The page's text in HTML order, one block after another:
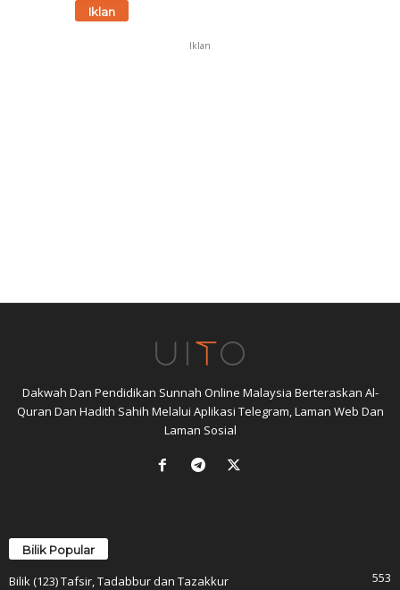
Iklan
Iklan
Dakwah Dan Pendidikan Sunnah Online Malaysia Berteraskan Al-
Quran Dan Hadith Sahih Melalui Aplikasi Telegram, Laman Web Dan
Laman Sosial
Bilik Popular
Bilik (123) Tafsir, Tadabbur dan Tazakkur
553